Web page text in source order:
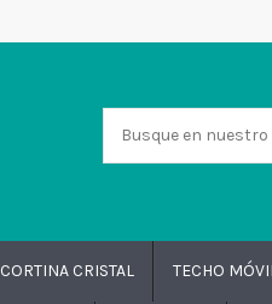
CORTINA CRISTAL TECHO